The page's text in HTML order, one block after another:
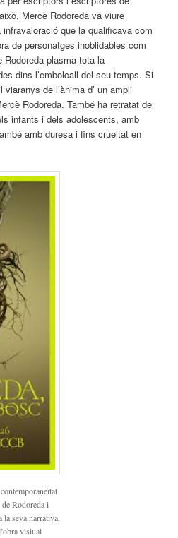
Mercè Rodoreda va viure
infravaloració que la qualificava com
de personatges inoblidables com
plasma tota la
dins l’embolcall del seu temps. Si
de l’ànima d’ un ampli
Rodoreda. També ha retratat de
infants i dels adolescents, amb
amb duresa i fins crueltat en
Rodoreda i
la seva narrativa,
visiual